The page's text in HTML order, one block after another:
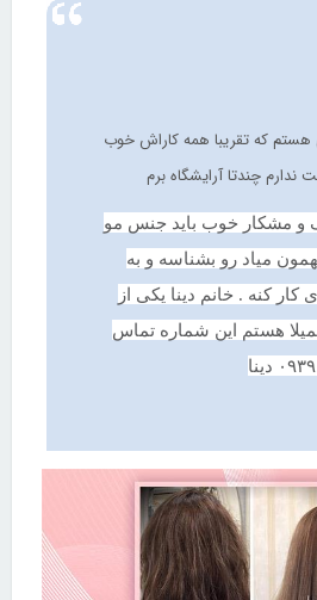
هستم که تقریبا همه کاراش خوب
چندتا آرایشگاه برم
و مشکار خوب باید جنس مو
میاد رو بشناسه و به
کنه . خانم دینا یکی از
هستم این شماره تماس
دینا